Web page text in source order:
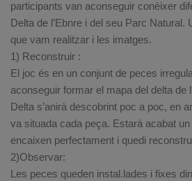
participants van aconseguir conèixer
Delta de l’Ebnre i del seu Parc Natural.
que vam realitzar i les imatges.
1) Reconstruir :
El joc és en un conjunt de peces
aconseguir formar el mapa del delta de
Delta s’anirà descobrint poc a poc, en
va situada cada peça. Estarà acabat
encaixen perfectament i quedi
2)Observar:
Les peces queden instal.lades i fixes